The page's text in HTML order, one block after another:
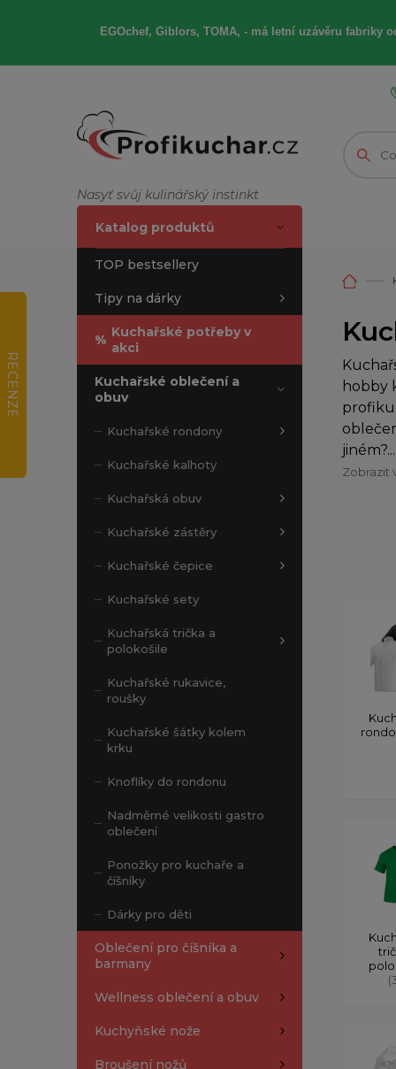
EGOchef, Giblors, TOMA, -má letní uzávěru fabriky
Nasyť svůj kulinářský instinkt
Katalog produktů
TOP bestsellery
Tipy na dárky
% Kuchařské potřeby v
akci
Kuchařské oblečení a
obuv
Kuchařské rondony
Kuchařské kalhoty
Kuchařská obuv
Kuchařské zástěry
Kuchařské čepice
Kuchařské sety
Kuchařská trička a
polokošile
Kuchařské rukavice,
roušky
Kuchařské šátky kolem
krku
Knoflíky do rondonu
Nadměrné velikosti gastro
oblečení
Ponožky pro kuchaře a
číšníky
Dárky pro děti
Oblečení pro číšníka a
barmany
Wellness oblečení a obuv
Kuchyňské nože
Broušení nožů
hobby
jiném?...
Zobrazit
RECENZE